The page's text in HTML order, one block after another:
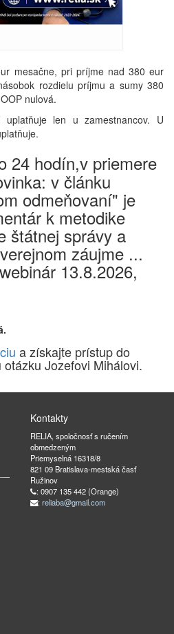
mesačne, pri príjme nad 380 eur
rozdielu príjmu a sumy 380
nulová.
len u zamestnancov. U
24 hodín,v priemere
v článku
odmeňovaní" je
k metodike
štátnej správy a
záujme ...
13.8.2026,
a získajte prístup do
Jozefovi Mihálovi.
Kontakty
RELIA, spoločnosť s ručením
obmedzeným
Priemyselná 16318/8
821 09 Bratislava-mestská časť
Ružinov
: 0907 135 442 (Orange)
: reliaba@gmail.com